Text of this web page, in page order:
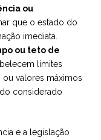
ou
que o estado do
imediata.
ou teto de
limites
ou valores máximos
considerado
e a legislação